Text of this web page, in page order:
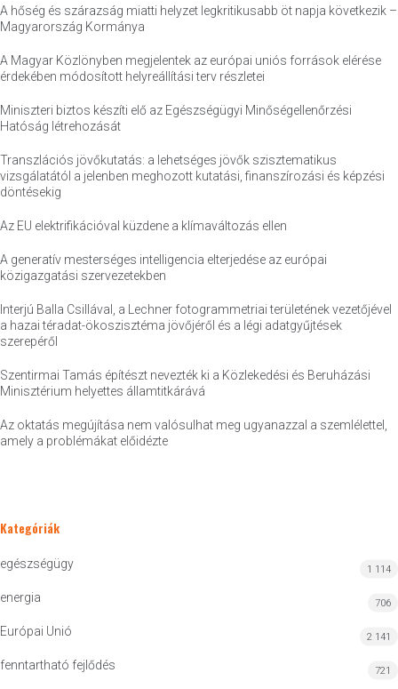
A hőség és szárazság miatti helyzet legkritikusabb öt napja következik –
Magyarország Kormánya
A Magyar Közlönyben megjelentek az európai uniós források elérése
érdekében módosított helyreállítási terv részletei
Miniszteri biztos készíti elő az Egészségügyi Minőségellenőrzési
Hatóság létrehozását
Transzlációs jövőkutatás: a lehetséges jövők szisztematikus
vizsgálatától a jelenben meghozott kutatási, finanszírozási és képzési
döntésekig
Az EU elektrifikációval küzdene a klímaváltozás ellen
A generatív mesterséges intelligencia elterjedése az európai
közigazgatási szervezetekben
Interjú Balla Csillával, a Lechner fotogrammetriai területének vezetőjével
a hazai téradat-ökoszisztéma jövőjéről és a légi adatgyűjtések
szerepéről
Szentirmai Tamás építészt nevezték ki a Közlekedési és Beruházási
Minisztérium helyettes államtitkárává
Az oktatás megújítása nem valósulhat meg ugyanazzal a szemlélettel,
amely a problémákat előidézte
Kategóriák
egészségügy 1 114
energia 706
Európai Unió 2 141
fenntartható fejlődés 721